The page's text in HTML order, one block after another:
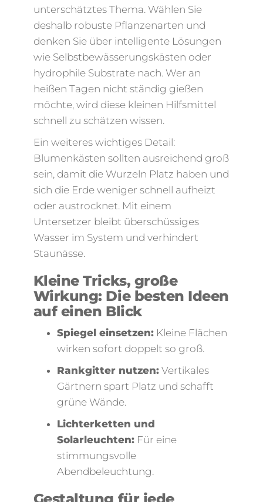
unterschätztes Thema. Wählen Sie
deshalb robuste Pflanzenarten und
denken Sie über intelligente Lösungen
wie Selbstbewässerungskästen oder
hydrophile Substrate nach. Wer an
heißen Tagen nicht ständig gießen
möchte, wird diese kleinen Hilfsmittel
schnell zu schätzen wissen.
Ein weiteres wichtiges Detail:
Blumenkästen sollten ausreichend groß
sein, damit die Wurzeln Platz haben und
sich die Erde weniger schnell aufheizt
oder austrocknet. Mit einem
Untersetzer bleibt überschüssiges
Wasser im System und verhindert
Staunässe.
Kleine Tricks, große
Wirkung: Die besten Ideen
auf einen Blick
Spiegel einsetzen:Kleine Flächen
wirken sofort doppelt so groß.
Rankgitter nutzen:Vertikales
Gärtnern spart Platz und schafft
grüne Wände.
Lichterketten und
Solarleuchten:Für eine
stimmungsvolle
Abendbeleuchtung.
Gestaltung für jede